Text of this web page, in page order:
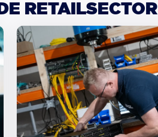
DE RETAILSECTOR